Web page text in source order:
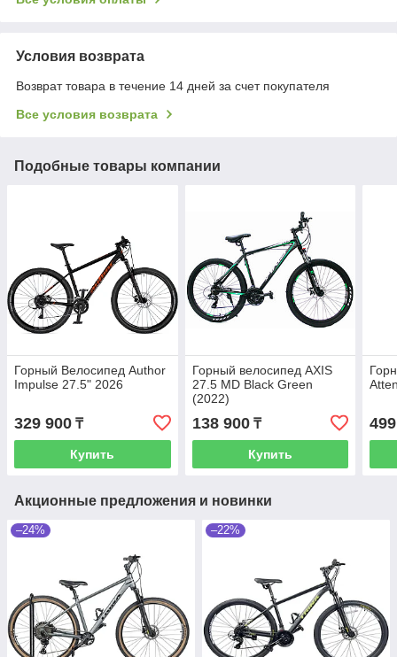
Условия возврата
Возврат товара в течение 14 дней за счет покупателя
Все условия возврата
Подобные товары компании
Горный Велосипед Author
Impulse 27.5" 2026
329 900 ₸
Купить
Горный велосипед AXIS
27.5 MD Black Green
(2022)
138 900₸
Купить
Акционные предложения и новинки
–24% –22%